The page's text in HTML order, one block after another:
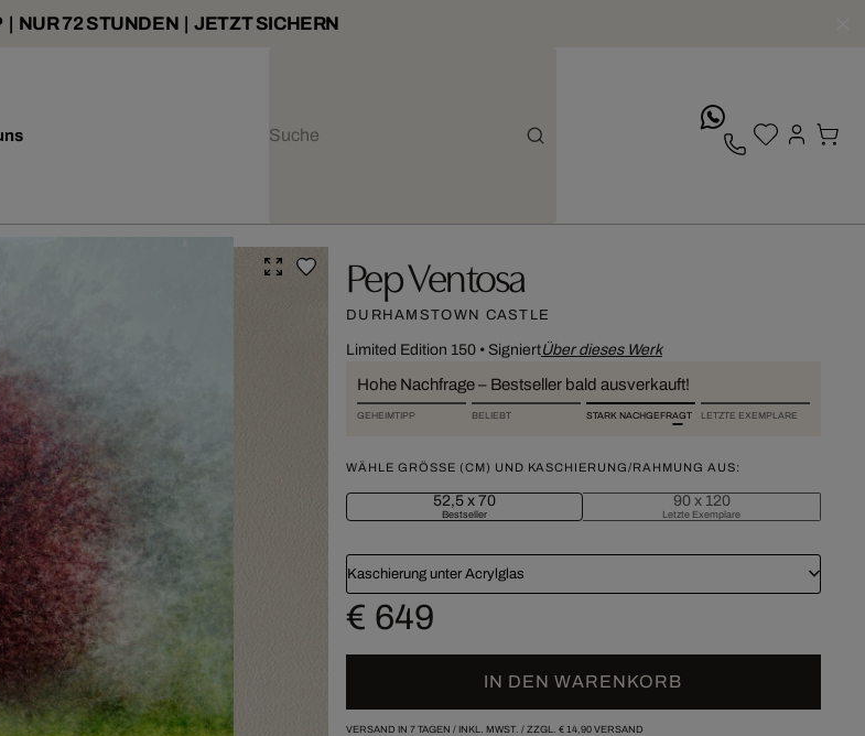
| NUR 72 STUNDEN | JETZT SICHERN
Pep Ventosa
DURHAMSTOWN CASTLE
Limited Edition 150• SigniertÜber dieses Werk
Hohe Nachfrage – Bestseller bald ausverkauft!
GEHEIMTIPP BELIEBT STARK NACHGEFRAGT LETZTE EXEMPLARE
WÄHLE GRÖSSE (CM) UND KASCHIERUNG/RAHMUNG AUS:
52,5 x 70
Bestseller
90 x 120
Letzte Exemplare
Kaschierung unter Acrylglas
€ 649
IN DEN WARENKORB
VERSAND IN 7 TAGEN / INKL. MWST. / ZZGL. € 14,90VERSAND